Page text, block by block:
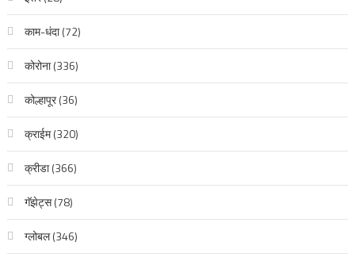
काम-धंदा(72)
कोरोना(336)
कोल्हापूर(36)
क्राईम(320)
क्रीडा(366)
गॅझेट्स(78)
ग्लोबल(346)